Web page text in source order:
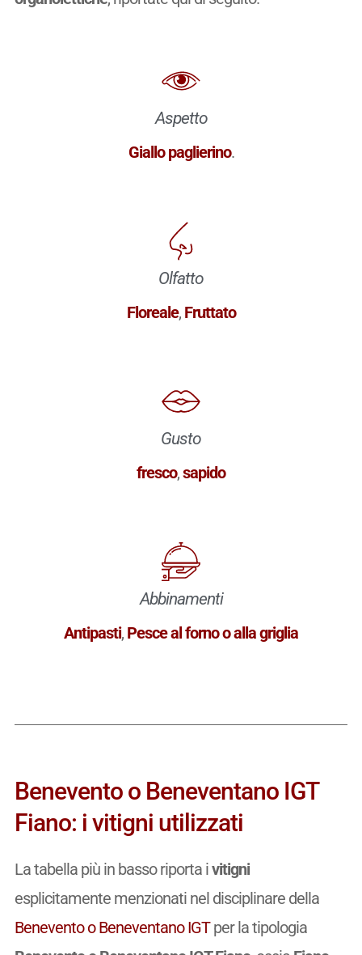
Aspetto
Giallo paglierino.
Olfatto
Floreale, Fruttato
Gusto
fresco,sapido
Abbinamenti
Antipasti, Pesce al forno o alla griglia
Benevento o Beneventano IGT
Fiano: i vitigni utilizzati
La tabella più in basso riporta ivitigni
esplicitamente menzionati nel disciplinare della
Benevento o Beneventano IGTper la tipologia